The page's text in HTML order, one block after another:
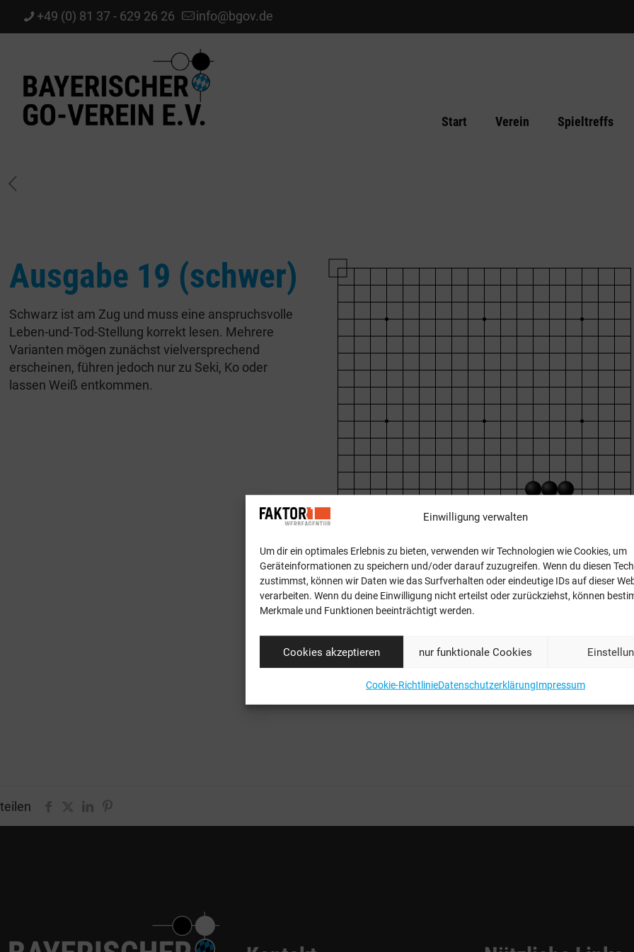
Einwilligung verwalten
Um dir ein optimales Erlebnis zu bieten, verwenden wir Technologien wie Cookies, um
Geräteinformationen zu speichern und/oder darauf zuzugreifen. Wenn du diesen
zustimmst, können wir Daten wie das Surfverhalten oder eindeutige IDs auf dieser
verarbeiten. Wenn du deine Einwilligung nicht erteilst oder zurückziehst, können
Merkmale und Funktionen beeinträchtigt werden.
Cookies akzeptieren nur funktionale Cookies
Cookie-RichtlinieDatenschutzerklärungImpressum
+49 (0) 81 37 - 629 26 26 info@bgov.de
Start Verein Spieltreffs
Ausgabe 19 (schwer)
Schwarz ist am Zug und muss eine anspruchsvolle
Leben-und-Tod-Stellung korrekt lesen. Mehrere
Varianten mögen zunächst vielversprechend
erscheinen, führen jedoch nur zu Seki, Ko oder
lassen Weiß entkommen.
Schwarz am Zug.
https://bgov.de/
teilen